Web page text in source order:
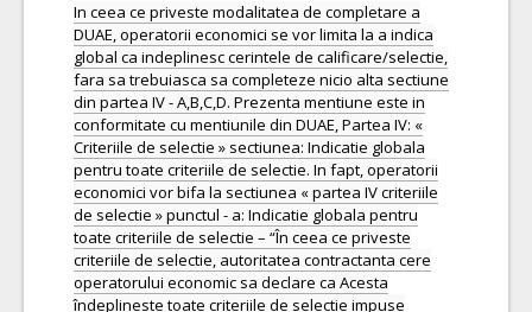
In ceea ce priveste modalitatea de completare a
DUAE, operatorii economici se vor limita la a indica
global ca indeplinesc cerintele de calificare/selectie,
fara sa trebuiasca sa completeze nicio alta sectiune
din partea IV - A,B,C,D. Prezenta mentiune este in
conformitate cu mentiunile din DUAE, Partea IV: «
Criteriile de selectie » sectiunea: Indicatie globala
pentru toate criteriile de selectie. In fapt, operatorii
economici vor bifa la sectiunea « partea IV criteriile
de selectie » punctul - a: Indicatie globala pentru
toate criteriile de selectie – “În ceea ce priveste
criteriile de selectie, autoritatea contractanta cere
operatorului economic sa declare ca Acesta
îndeplineste toate criteriile de selectie impuse